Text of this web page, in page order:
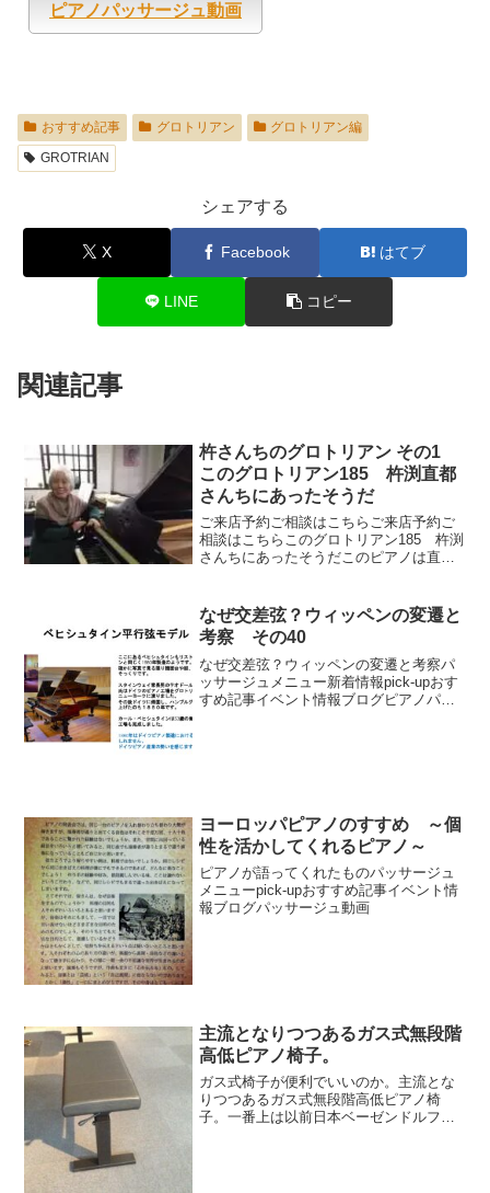
ピアノパッサージュ動画
おすすめ記事 グロトリアン
グロトリアン編
GROTRIAN
シェアする
X Facebook はてブ
LINE コピー
関連記事
杵さんちのグロトリアン その1
このグロトリアン185 杵渕直都
さんちにあったそうだ
ご来店予約ご相談はこちらご来店予約ご
相談はこちらこのグロトリアン185 杵渕
さんちにあったそうだこのピアノは直知
ちら川崎までいらしていたそうです。直
知さんの実家にあった...
なぜ交差弦？ウィッペンの変遷と
考察 その40
なぜ交差弦？ウィッペンの変遷と考察パ
ッサージュメニュー新着情報pick-upおす
すめ記事イベント情報ブログピアノパッ
ヨーロッパピアノのすすめ ～個
性を活かしてくれるピアノ～
ピアノが語ってくれたものパッサージュ
メニューpick-upおすすめ記事イベント情
報ブログパッサージュ動画
主流となりつつあるガス式無段階
高低ピアノ椅子。
ガス式椅子が便利でいいのか。主流とな
りつつあるガス式無段階高低ピアノ椅
子。一番上は以前日本ベーゼンドルファ